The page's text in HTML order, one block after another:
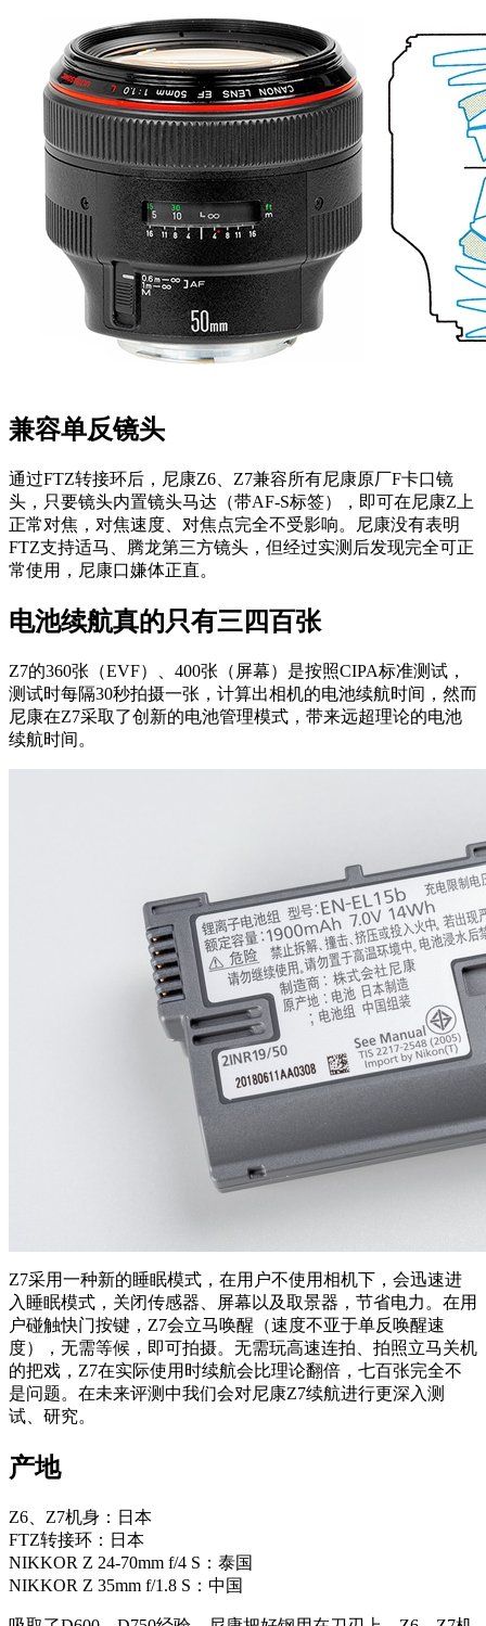
兼容单反镜头
通过FTZ转接环后，尼康Z6、Z7兼容所有尼康原厂F卡口镜
头，只要镜头内置镜头马达（带AF-S标签），即可在尼康Z上
正常对焦，对焦速度、对焦点完全不受影响。尼康没有表明
FTZ支持适马、腾龙第三方镜头，但经过实测后发现完全可正
常使用，尼康口嫌体正直。
电池续航真的只有三四百张
Z7的360张（EVF）、400张（屏幕）是按照CIPA标准测试，
测试时每隔30秒拍摄一张，计算出相机的电池续航时间，然而
尼康在Z7采取了创新的电池管理模式，带来远超理论的电池
续航时间。
Z7采用一种新的睡眠模式，在用户不使用相机下，会迅速进
入睡眠模式，关闭传感器、屏幕以及取景器，节省电力。在用
户碰触快门按键，Z7会立马唤醒（速度不亚于单反唤醒速
度），无需等候，即可拍摄。无需玩高速连拍、拍照立马关机
的把戏，Z7在实际使用时续航会比理论翻倍，七百张完全不
是问题。在未来评测中我们会对尼康Z7续航进行更深入测
试、研究。
产地
Z6、Z7机身：日本
FTZ转接环：日本
NIKKOR Z 24-70mm f/4 S：泰国
NIKKOR Z 35mm f/1.8 S：中国